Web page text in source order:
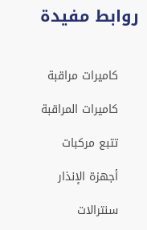
مفيدة
كاميرات مراقبة
كاميرات المراقبة
تتبع مركبات
أجهزة الإنذار
سنترالات